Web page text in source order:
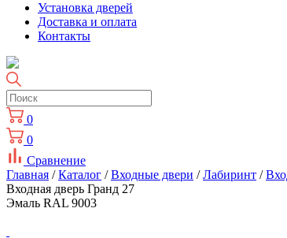
Установка дверей
Доставка и оплата
Контакты
0
0
Сравнение
Главная /Каталог /Входные двери /Лабиринт /
Входная дверь Гранд 27
Эмаль RAL 9003